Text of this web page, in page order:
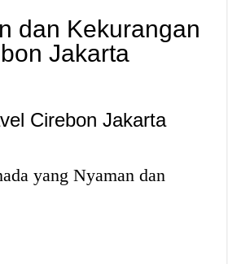
dan Kekurangan
Jakarta
Cirebon Jakarta
yang Nyaman dan